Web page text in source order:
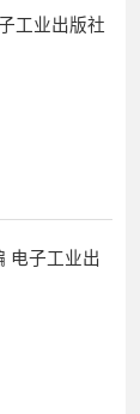
工业出版社
电子工业出